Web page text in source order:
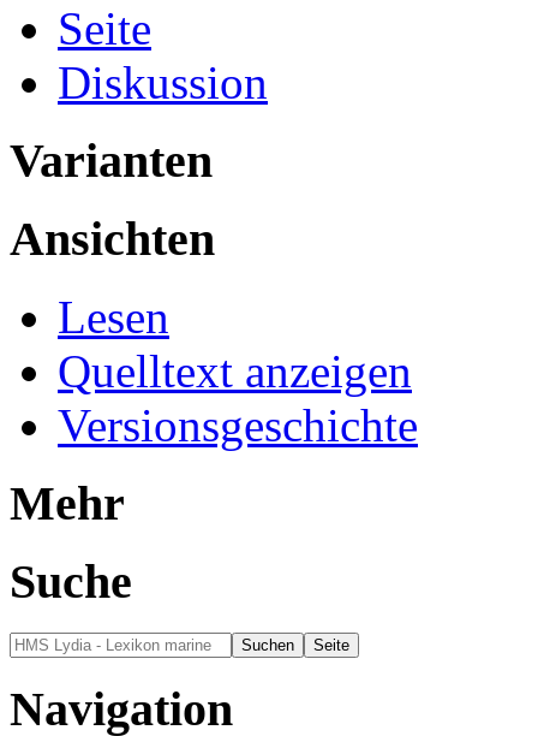
Seite
Diskussion
Varianten
Ansichten
Lesen
Quelltext anzeigen
Versionsgeschichte
Mehr
Suche
Navigation